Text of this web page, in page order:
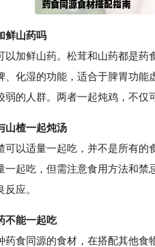
鲜山药吗
鲜山药。松茸和山药都是药
、化湿的功能，适合于脾胃功能
的人群。两者一起炖鸡，不仅
山楂一起炖汤
适量一起吃，并不是所有的
一起吃，但需注意食用方法和
应。
不能一起吃
同源的食材，在搭配其他食